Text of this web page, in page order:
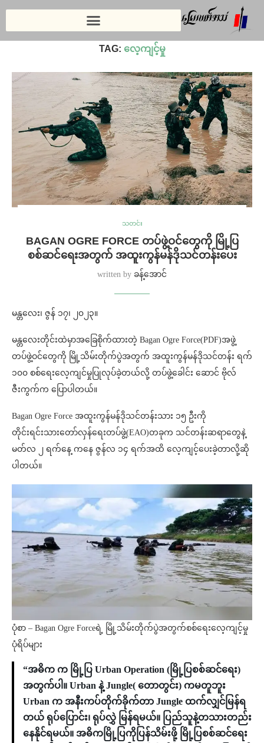
TAG: လေ့ကျင့်မှု
သတင်း
BAGAN OGRE FORCE တပ်ဖွဲ့ဝင်တွေကို မြို့ပြ
စစ်ဆင်ရေးအတွက် အထူးကွန်မန်ဒိုသင်တန်းပေး
written by ခန့်အောင်
မန္တလေး၊ ဇွန် ၁၇၊ ၂၀၂၃။
မန္တလေးတိုင်းထဲမှာအခြေစိုက်ထားတဲ့ Bagan Ogre Force(PDF)အဖွဲ့
တပ်ဖွဲ့ဝင်တွေကို မြို့သိမ်းတိုက်ပွဲအတွက် အထူးကွန်မန်ဒိုသင်တန်း ရက်
၁၀၀ စစ်ရေးလေ့ကျင်မှုပြုလုပ်ခဲ့တယ်လို့ တပ်ဖွဲ့ခေါင်း ဆောင် ဗိုလ်
ဇီးကွက်က ပြောပါတယ်။
Bagan Ogre Force အထူးကွန်မန်ဒိုသင်တန်းသား ၁၅ ဦးကို
တိုင်းရင်းသားတော်လှန်ရေးတပ်ဖွဲ့(EAO)တခုက သင်တန်းဆရာတွေနဲ့
မတ်လ ၂ ရက်နေ့ ကနေ ဇွန်လ ၁၄ ရက်အထိ လေ့ကျင့်ပေးခဲ့တာလို့ဆို
ပါတယ်။
ပုံစာ – Bagan Ogre Forceရဲ့ မြို့သိမ်းတိုက်ပွဲအတွက်စစ်ရေးလေ့ကျင့်မှု
ပုံရိပ်များ
“အဓိက က မြို့ပြ Urban Operation (မြို့ပြစစ်ဆင်ရေး)
အတွက်ပါ။ Urban နဲ့ Jungle( တောတွင်း) ကမတူဘူး
Urban က အနီးကပ်တိုက်ခိုက်တာ Jungle ထက်လျှင်မြန်ရ
တယ် ရုပ်ပြောင်း၊ ရုပ်လွှဲ မြန်ရမယ်။ ပြည်သူနဲ့တသားတည်း
နေနိုင်ရမယ်။ အဓိကမြို့ပြကိုပြန်သိမ်းဖို့ မြို့ပြစစ်ဆင်ရေး